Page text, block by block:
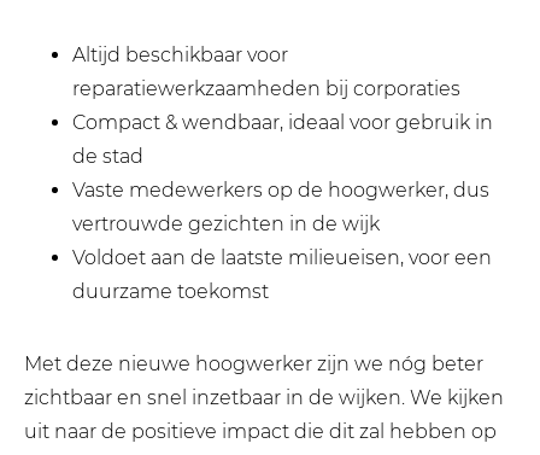
Altijd beschikbaar voor
reparatiewerkzaamheden bij corporaties
Compact & wendbaar, ideaal voor gebruik in
de stad
Vaste medewerkers op de hoogwerker, dus
vertrouwde gezichten in de wijk
Voldoet aan de laatste milieueisen, voor een
duurzame toekomst
Met deze nieuwe hoogwerker zijn we nóg beter
zichtbaar en snel inzetbaar in de wijken. We kijken
uit naar de positieve impact die dit zal hebben op